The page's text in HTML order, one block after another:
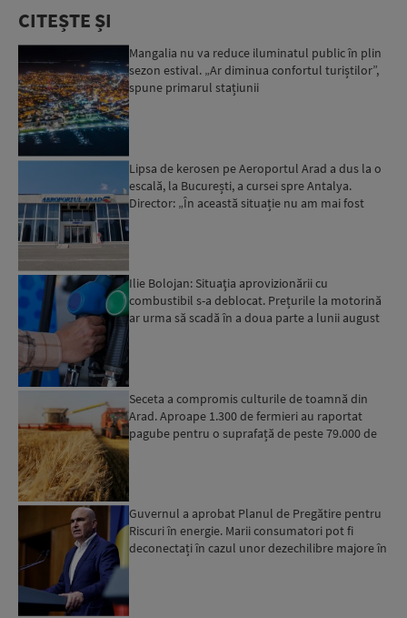
CITEȘTE ȘI
Mangalia nu va reduce iluminatul public în plin
sezon estival. „Ar diminua confortul turiștilor”,
spune primarul stațiunii
Lipsa de kerosen pe Aeroportul Arad a dus la o
escală, la București, a cursei spre Antalya.
Director: „În această situație nu am mai fost
Ilie Bolojan: Situaţia aprovizionării cu
combustibil s-a deblocat. Prețurile la motorină
ar urma să scadă în a doua parte a lunii august
Seceta a compromis culturile de toamnă din
Arad. Aproape 1.300 de fermieri au raportat
pagube pentru o suprafață de peste 79.000 de
Guvernul a aprobat Planul de Pregătire pentru
Riscuri în energie. Marii consumatori pot fi
deconectați în cazul unor dezechilibre majore în